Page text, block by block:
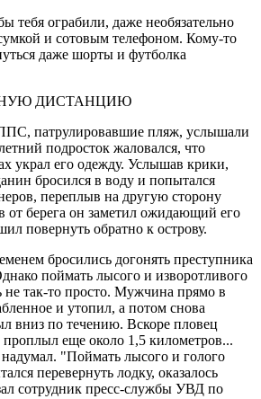
тебя ограбили, даже необязательно
и сотовым телефоном. Кому-то
даже шорты и футболка
ДИСТАНЦИЮ
патрулировавшие пляж, услышали
подросток жаловался, что
украл его одежду. Услышав крики,
бросился в воду и попытался
переплыв на другую сторону
от берега он заметил ожидающий его
повернуть обратно к острову.
бросились догонять преступника
поймать лысого и изворотливого
не так-то просто. Мужчина прямо в
и утопил, а потом снова
вниз по течению. Вскоре пловец
еще около 1,5 километров...
надумал. "Поймать лысого и голого
перевернуть лодку, оказалось
сотрудник пресс-службы УВД по